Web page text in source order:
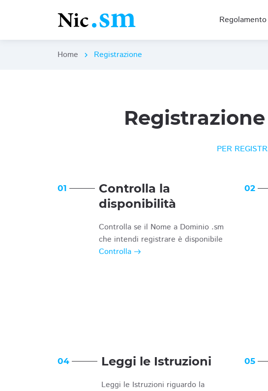
Regolamento
Home chevron_right Registrazione
PER
01
Controlla la
disponibilità
Controlla se il Nome a Dominio .sm
che intendi registrare è disponibile
Controlla
02
04 Leggi le Istruzioni
Leggi le Istruzioni riguardo la
05